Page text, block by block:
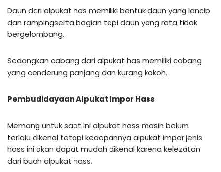
Daun dari alpukat has memiliki bentuk daun yang lancip
dan rampingserta bagian tepi daun yang rata tidak
bergelombang.
Sedangkan cabang dari alpukat has memiliki cabang
yang cenderung panjang dan kurang kokoh.
Pembudidayaan Alpukat Impor Hass
Memang untuk saat ini alpukat hass masih belum
terlalu dikenal tetapi kedepannya alpukat impor jenis
hass ini akan dapat mudah dikenal karena kelezatan
dari buah alpukat hass.